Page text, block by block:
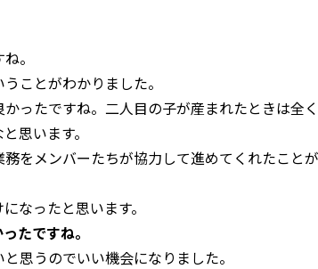
。
ことがわかりました。
ったですね。二人目の子が産まれたときは全
思います。
をメンバーたちが協力して進めてくれたこと
なったと思います。
たですね。
思うのでいい機会になりました。